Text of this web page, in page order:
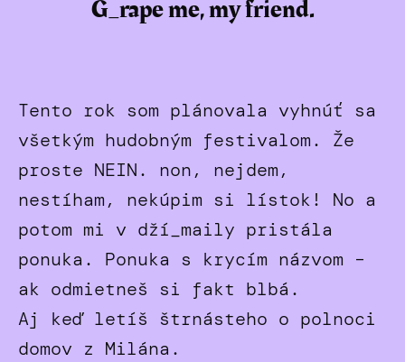
G_rape me, my friend.
Tento rok som plánovala vyhnúť sa
všetkým hudobným festivalom. Že
proste NEIN. non, nejdem,
nestíham, nekúpim si lístok! No a
potom mi v dží_maily pristála
ponuka. Ponuka s krycím názvom –
ak odmietneš si fakt blbá.
Aj keď letíš štrnásteho o polnoci
domov z Milána.